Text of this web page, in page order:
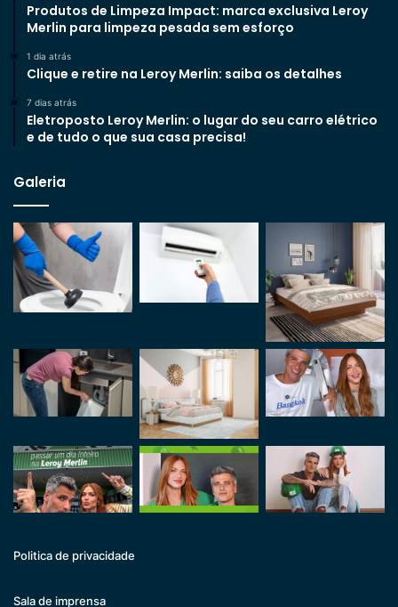
Produtos de Limpeza Impact: marca exclusiva Leroy
Merlin para limpeza pesada sem esforço
1 dia atrás
Clique e retire na Leroy Merlin: saiba os detalhes
7 dias atrás
Eletroposto Leroy Merlin: o lugar do seu carro elétrico
e de tudo o que sua casa precisa!
Galeria
Politica de privacidade
Sala de imprensa